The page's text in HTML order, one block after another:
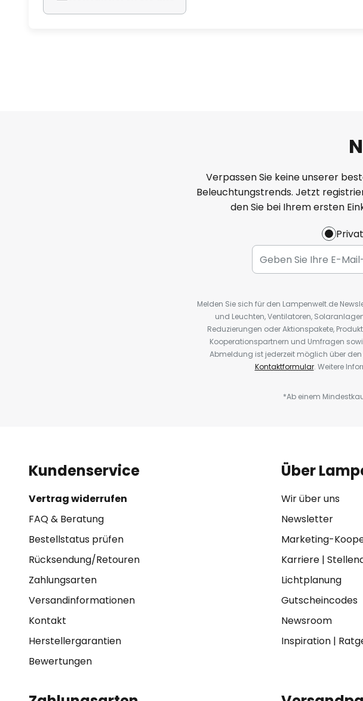
Verpassen Sie keine unserer
Beleuchtungstrends. Jetzt
den Sie bei Ihrem ersten
Melden Sie sich für den Lampenwelt.de
und Leuchten, Ventilatoren,
Reduzierungen oder Aktionspakete,
Kooperationspartnern und Umfragen
Abmeldung ist jederzeit möglich über
Kontaktformular. Weitere
*Ab einem
Kundenservice
Vertrag widerrufen
FAQ & Beratung
Bestellstatus prüfen
Rücksendung/Retouren
Zahlungsarten
Versandinformationen
Kontakt
Herstellergarantien
Bewertungen
Über
Wir über uns
Newsletter
Marketing-
Karriere|
Lichtplanung
Gutscheincodes
Newsroom
Inspiration|